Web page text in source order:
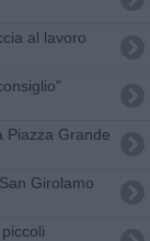
al lavoro
Piazza Grande
Girolamo